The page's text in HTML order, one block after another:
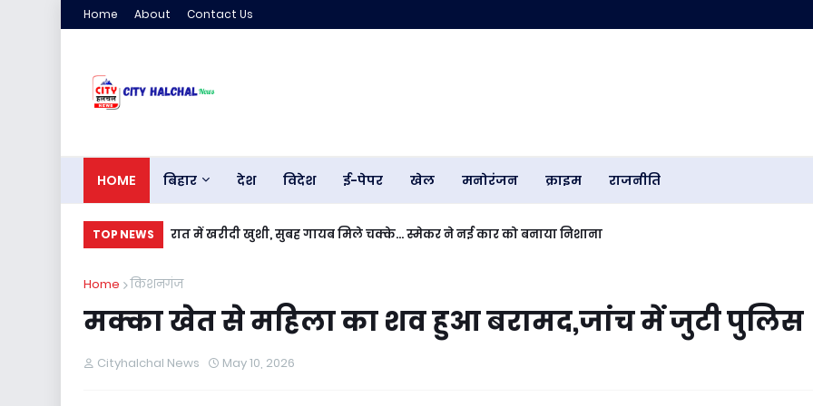
Home About Contact Us
HOME बिहार देश विदेश ई-पेपर खेल मनोरंजन क्राइम राजनीति
TOP NEWS रात में खरीदी खुशी, सुबह गायब मिले चक्के... स्मेकर ने नई कार को बनाया निशाना
Home किशनगंज
मक्का खेत से महिला का शव हुआ बरामद,जांच में जुटी पुलिस
Cityhalchal News May 10, 2026